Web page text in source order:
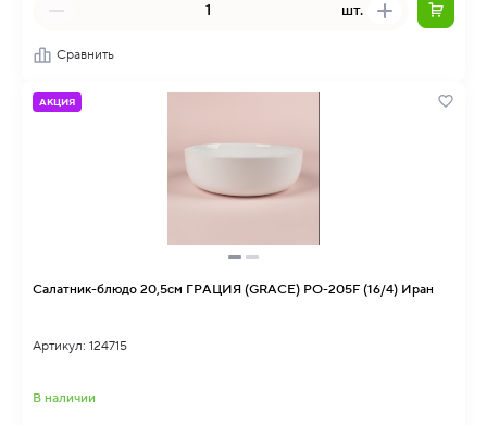
шт.
Сравнить
АКЦИЯ
Салатник-блюдо 20,5см ГРАЦИЯ (GRACE) PO-205F (16/4) Иран
Артикул: 124715
В наличии